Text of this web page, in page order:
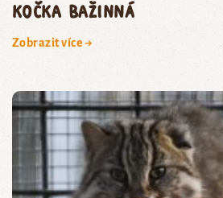
kočka bažinná
Zobrazit více →